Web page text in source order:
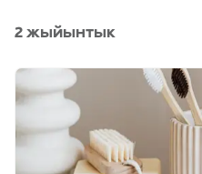
2 жыйынтык